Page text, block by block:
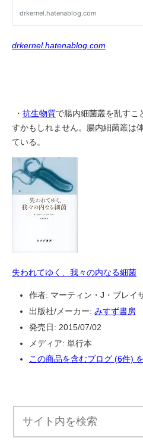
drkernel.hatenablog.com
・ 抗生物質で腸内細菌叢を乱すこ
すかもしれません。腸内細菌叢は
ている。
失われてゆく、我々の内なる細菌
作者: マーティン・J・ブレイ
出版社/メーカー: みすず書房
発売日: 2015/07/02
メディア: 単行本
この商品を含むブログ (6件)
・腸内細菌について最近の研究の